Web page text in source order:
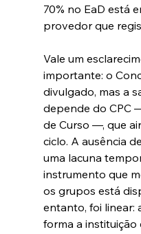
70% no EaD está
provedor que
Vale um
importante: o
divulgado, mas a
depende do CPC
de Curso —, que
ciclo. A ausência
uma lacuna
instrumento que
os grupos está
entanto, foi linear:
forma a